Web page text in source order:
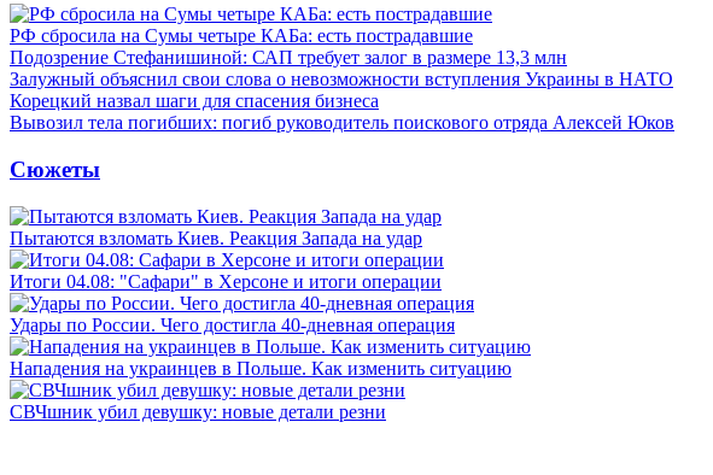
РФ сбросила на Сумы четыре КАБа: есть пострадавшие
Подозрение Стефанишиной: САП требует залог в размере 13,3 млн
Залужный объяснил свои слова о невозможности вступления Украины в НАТО
Корецкий назвал шаги для спасения бизнеса
Вывозил тела погибших: погиб руководитель поискового отряда Алексей Юков
Сюжеты
Пытаются взломать Киев. Реакция Запада на удар
Итоги 04.08: "Сафари" в Херсоне и итоги операции
Удары по России. Чего достигла 40-дневная операция
Нападения на украинцев в Польше. Как изменить ситуацию
СВЧшник убил девушку: новые детали резни